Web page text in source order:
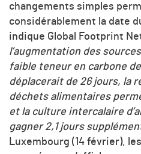
changements simples
considérablement la date
indique Global Footprint
l’augmentation des
faible teneur en carbone de
déplacerait de 26 jours, la
déchets alimentaires
et la culture intercalaire
gagner 2,1 jours
Luxembourg (14 février),